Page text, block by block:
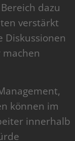
dazu
verstärkt
Diskussionen
können im
innerhalb